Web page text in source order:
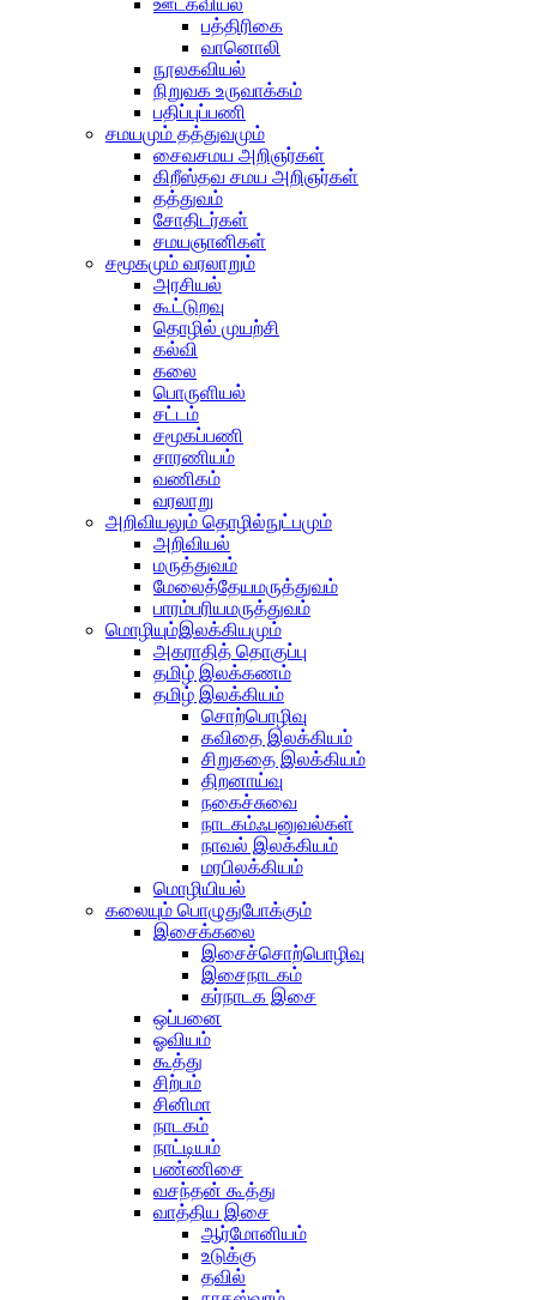
ஊடகவியல்
பத்திரிகை
வானொலி
நூலகவியல்
நிறுவக உருவாக்கம்
பதிப்புப்பணி
சமயமும் தத்துவமும்
சைவசமய அறிஞர்கள்
கிறீஸ்தவ சமய அறிஞர்கள்
தத்துவம்
சோதிடர்கள்
சமயஞானிகள்
சமூகமும் வரலாறும்
அரசியல்
கூட்டுறவு
தொழில் முயற்சி
கல்வி
கலை
பொருளியல்
சட்டம்
சமூகப்பணி
சாரணியம்
வணிகம்
வரலாறு
அறிவியலும் தொழில்நுட்பமும்
அறிவியல்
மருத்துவம்
மேலைத்தேயமருத்துவம்
பாரம்பரியமருத்துவம்
மொழியும்இலக்கியமும்
அகராதித் தொகுப்பு
தமிழ் இலக்கணம்
தமிழ் இலக்கியம்
சொற்பொழிவு
கவிதை இலக்கியம்
சிறுகதை இலக்கியம்
திறனாய்வு
நகைச்சுவை
நாடகம்ஃபனுவல்கள்
நாவல் இலக்கியம்
மரபிலக்கியம்
மொழியியல்
கலையும் பொழுதுபோக்கும்
இசைக்கலை
இசைச்சொற்பொழிவு
இசைநாடகம்
கர்நாடக இசை
ஒப்பனை
ஓவியம்
கூத்து
சிற்பம்
சினிமா
நாடகம்
நாட்டியம்
பண்ணிசை
வசந்தன் கூத்து
வாத்திய இசை
ஆர்மோனியம்
உடுக்கு
தவில்